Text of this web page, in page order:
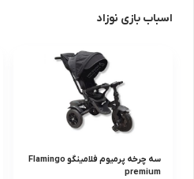
اسباب بازی نوزاد
سه چرخه پرمیوم فلامینگو Flamingo
premium